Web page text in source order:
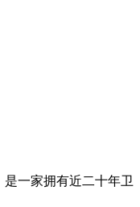
是一家拥有近二十年卫